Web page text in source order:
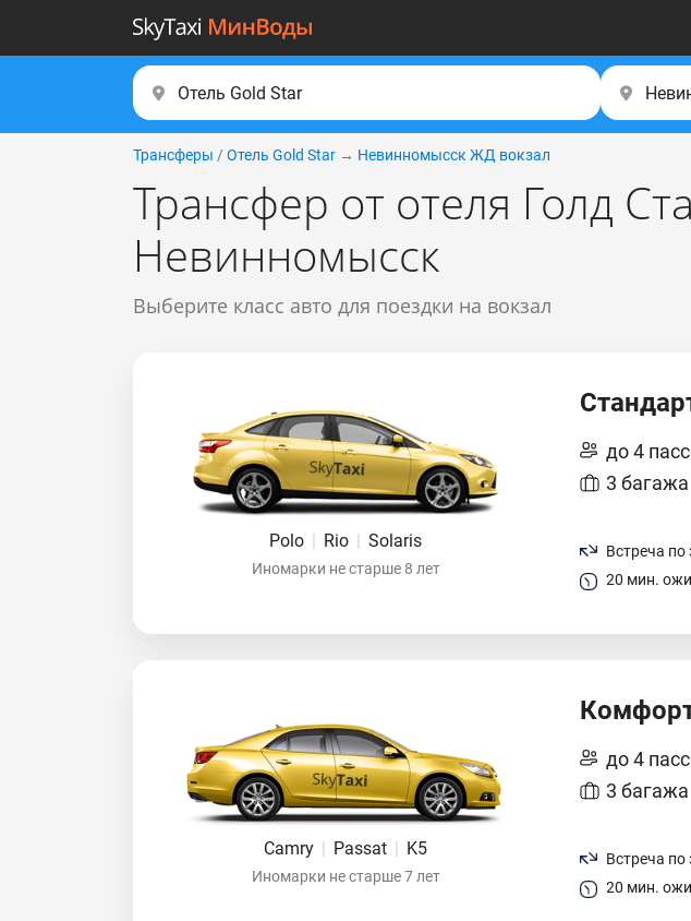
Трансферы / Отель Gold Star → Невинномысск ЖД вокзал
Трансфер от отеля Голд
Невинномысск
Выберите класс авто для поездки на вокзал
Polo | Rio | Solaris
Иномарки не старше 8 лет
до 4
3 багажа
Встреча по
20 мин.
Camry | Passat | K5
Иномарки не старше 7 лет
до 4
3 багажа
Встреча по
20 мин.